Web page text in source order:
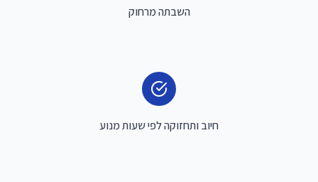
השבתה מרחוק
חיוב ותחזוקה לפי שעות מנוע